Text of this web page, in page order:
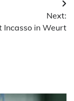
Next:
Incasso in Weurt